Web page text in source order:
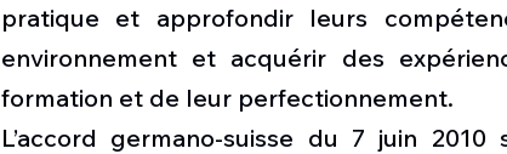
pratique et approfondir leurs
environnement et acquérir des
formation et de leur perfectionnement.
L’accord germano-suisse du 7 juin